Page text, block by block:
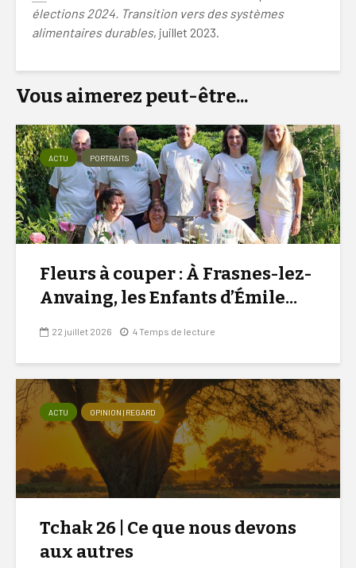
élections 2024. Transition vers des systèmes
alimentaires durables, juillet 2023.
Vous aimerez peut-être...
ACTU PORTRAITS
Fleurs à couper : À Frasnes-lez-
Anvaing, les Enfants d’Émile...
22 juillet 2026 4 Temps de lecture
ACTU OPINION | REGARD
Tchak 26 | Ce que nous devons
aux autres